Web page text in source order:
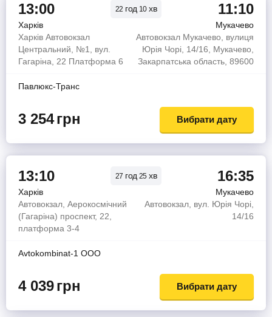
13:00 22 год 10 хв 11:10
Харків
Мукачево
Харків Автовокзал
Центральний, №1, вул.
Гагаріна, 22 Платформа 6
Автовокзал Мукачево, вулиця
Юрія Чорі, 14/16, Мукачево,
Закарпатська область, 89600
Павлюкс-Транс
3 254грн Вибрати дату
13:10 27 год 25 хв 16:35
Харків
Мукачево
Автовокзал, Аерокосмічний
(Гагаріна) проспект, 22,
платформа 3-4
Автовокзал, вул. Юрія Чорі,
14/16
Avtokombinat-1 OOO
4 039грн Вибрати дату